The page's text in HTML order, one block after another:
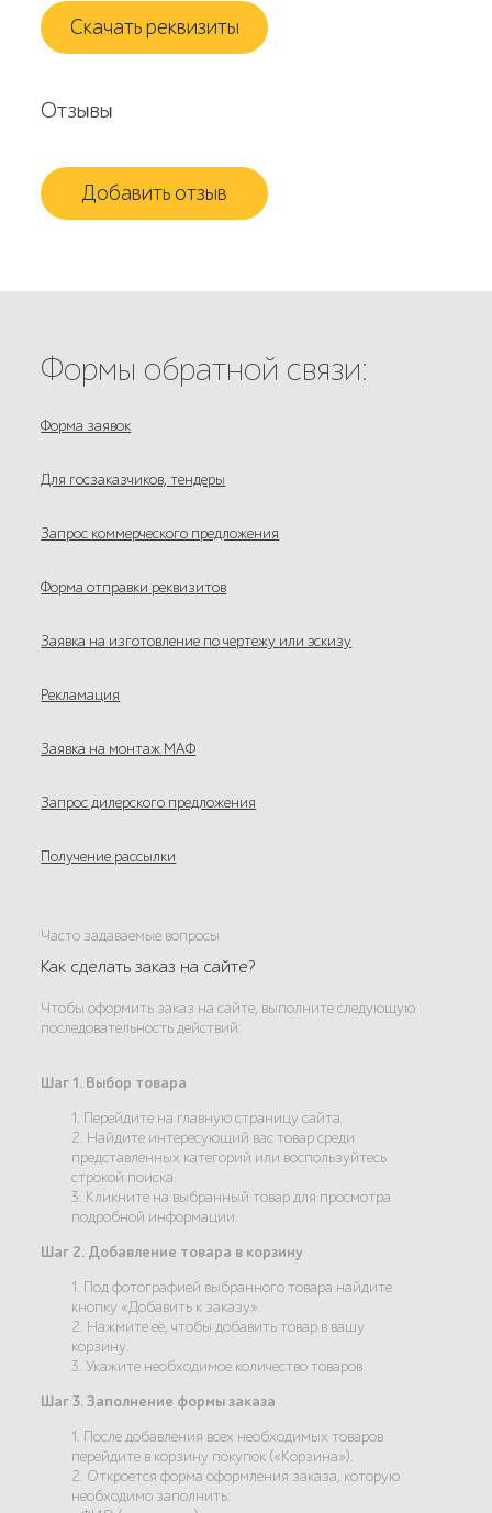
Скачать реквизиты
Отзывы
Добавить отзыв
Формы обратной связи:
Форма заявок
Для госзаказчиков, тендеры
Запрос коммерческого предложения
Форма отправки реквизитов
Заявка на изготовление по чертежу или эскизу
Рекламация
Заявка на монтаж МАФ
Запрос дилерского предложения
Получение рассылки
Часто задаваемые вопросы
Как сделать заказ на сайте?
Чтобы оформить заказ на сайте, выполните следующую
последовательность действий:
Шаг 1. Выбор товара
1. Перейдите на главную страницу сайта.
2. Найдите интересующий вас товар среди
представленных категорий или воспользуйтесь
строкой поиска.
3. Кликните на выбранный товар для просмотра
подробной информации.
Шаг 2. Добавление товара в корзину
1. Под фотографией выбранного товара найдите
кнопку «Добавить к заказу».
2. Нажмите её, чтобы добавить товар в вашу
корзину.
3. Укажите необходимое количество товаров.
Шаг 3. Заполнение формы заказа
1. После добавления всех необходимых товаров
перейдите в корзину покупок («Корзина»).
2. Откроется форма оформления заказа, которую
необходимо заполнить: